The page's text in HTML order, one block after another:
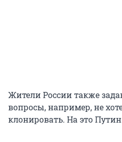
Жители России также
вопросы, например, не
клонировать. На это